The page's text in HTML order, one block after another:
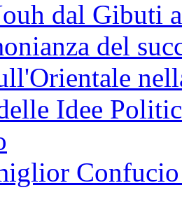
dal Gibuti
del
Idee